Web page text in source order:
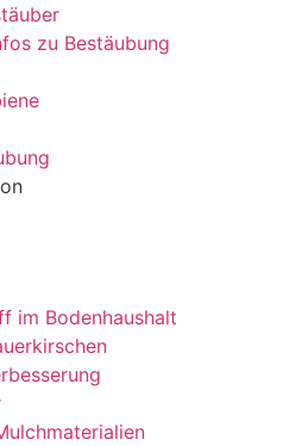
zu Bestäubung
im Bodenhaushalt